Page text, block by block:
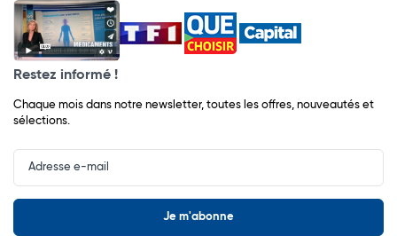
Restez informé !
Chaque mois dans notre newsletter, toutes les offres, nouveautés et
sélections.
Input
Newsletter